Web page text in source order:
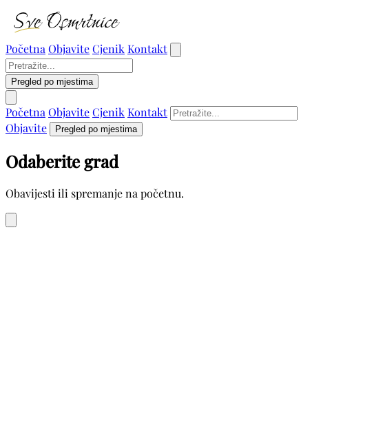
Početna ObjaviteCjenik Kontakt
Pregled po mjestima
Početna ObjaviteCjenik Kontakt
Objavite
Pregled po mjestima
Odaberite grad
Obavijesti ili spremanje na početnu.